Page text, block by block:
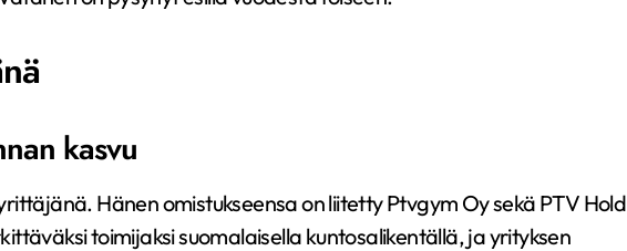
kasvu
Hänen omistukseensa on liitetty Ptvgym Oy sekä PTV Hold
toimijaksi suomalaisella kuntosalikentällä, ja yrityksen